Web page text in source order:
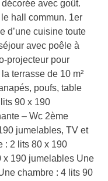
avec goût.
hall commun. 1er
d’une cuisine toute
avec poêle à
projecteur pour
terrasse de 10 m²
poufs, table
90 x 190
– Wc 2ème
jumelables, TV et
: 2 lits 80 x 190
x 190 jumelables Une
chambre : 4 lits 90